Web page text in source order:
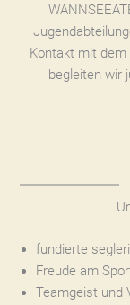
Kontakt mit
begleiten wir
fundierte
Freude am
Teamgeist und